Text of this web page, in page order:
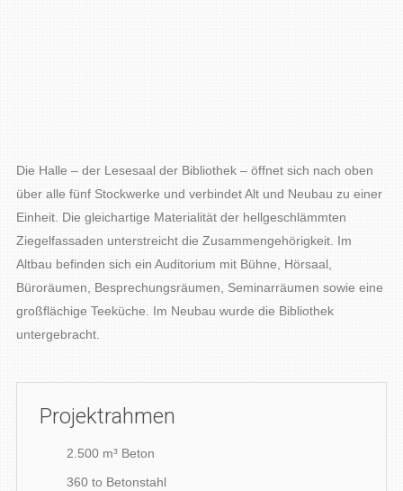
Die Halle – der Lesesaal der Bibliothek – öffnet sich nach oben
über alle fünf Stockwerke und verbindet Alt und Neubau zu einer
Einheit. Die gleichartige Materialität der hellgeschlämmten
Ziegelfassaden unterstreicht die Zusammengehörigkeit. Im
Altbau befinden sich ein Auditorium mit Bühne, Hörsaal,
Büroräumen, Besprechungsräumen, Seminarräumen sowie eine
großflächige Teeküche. Im Neubau wurde die Bibliothek
untergebracht.
Projektrahmen
2.500 m³ Beton
360 to Betonstahl